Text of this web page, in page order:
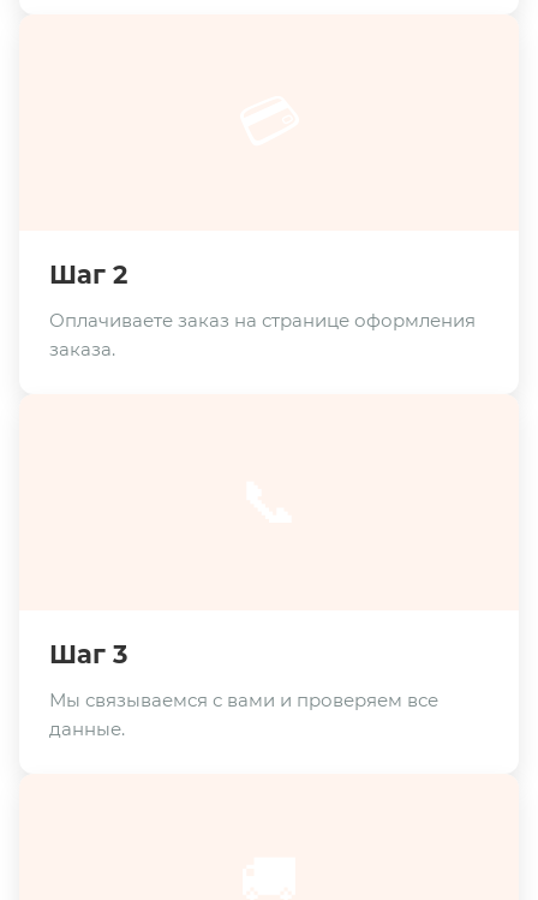
Шаг 2
Оплачиваете заказ на странице оформления
заказа.
Шаг 3
Мы связываемся с вами и проверяем все
данные.